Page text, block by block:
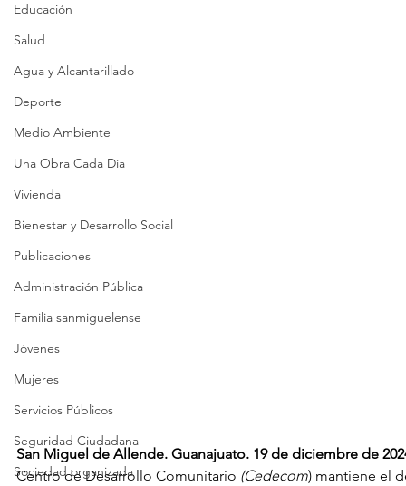
Educación
Salud
Agua y Alcantarillado
Deporte
Medio Ambiente
Una Obra Cada Día
Vivienda
Bienestar y Desarrollo Social
Publicaciones
Administración Pública
Familia sanmiguelense
Jóvenes
Mujeres
Servicios Públicos
Seguridad Ciudadana
Sociedad organizada
San Miguel de Allende. Guanajuato. 19 de diciembre de
Centro de Desarrollo Comunitario (Cedecom) mantiene el